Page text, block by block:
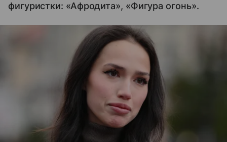
фигуристки: «Афродита», «Фигура огонь».